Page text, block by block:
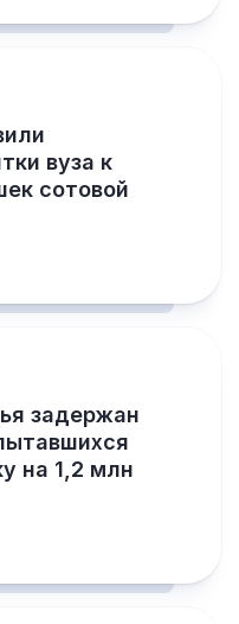
вуза к
сотовой
задержан
на 1,2 млн